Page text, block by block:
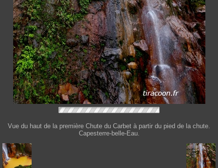
Vue du haut de la première Chute du Carbet à partir du pied de la chute.
Capesterre-belle-Eau.